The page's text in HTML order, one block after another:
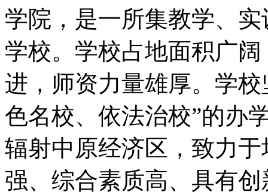
学院，是一所集教学、
学校。学校占地面积广
进，师资力量雄厚。学
色名校、依法治校”的办
辐射中原经济区，致力
强、综合素质高、具有